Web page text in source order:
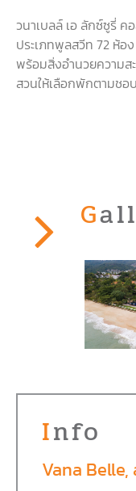
วนาเบลล์ เอ ลักซ์ซูรี่ ค
ประเภทพูลสวีท 72 ห้อ
พร้อมสิ่งอำนวยความส
สวนให้เลือกพักตามชอบ
Info
Vana